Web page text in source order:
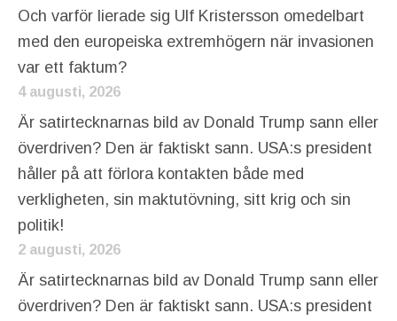
Och varför lierade sig Ulf Kristersson omedelbart
med den europeiska extremhögern när invasionen
var ett faktum?
4 augusti, 2026
Är satirtecknarnas bild av Donald Trump sann eller
överdriven? Den är faktiskt sann. USA:s president
håller på att förlora kontakten både med
verkligheten, sin maktutövning, sitt krig och sin
politik!
2 augusti, 2026
Är satirtecknarnas bild av Donald Trump sann eller
överdriven? Den är faktiskt sann. USA:s president